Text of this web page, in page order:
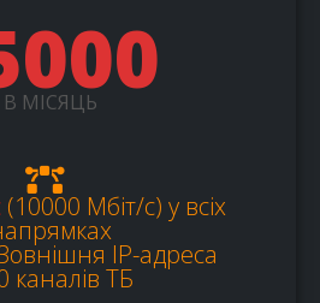
В МІСЯЦЬ
(10000 Мбіт/c) у всіх
Зовнішня IP-адреса
каналів ТБ